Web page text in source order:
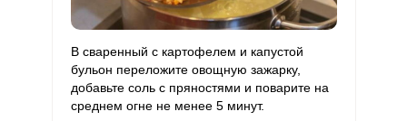
В сваренный с картофелем и капустой
бульон переложите овощную зажарку,
добавьте соль с пряностями и поварите на
среднем огне не менее 5 минут.